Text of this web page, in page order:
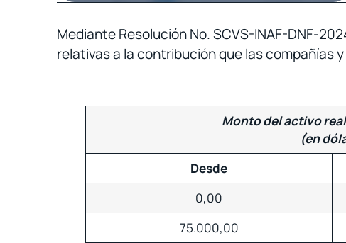
Mediante Resolución No. SCVS-INAF-DNF-
relativas a la contribución que las compañías
Monto del activo
(en
Desde
0,00
75.000,00